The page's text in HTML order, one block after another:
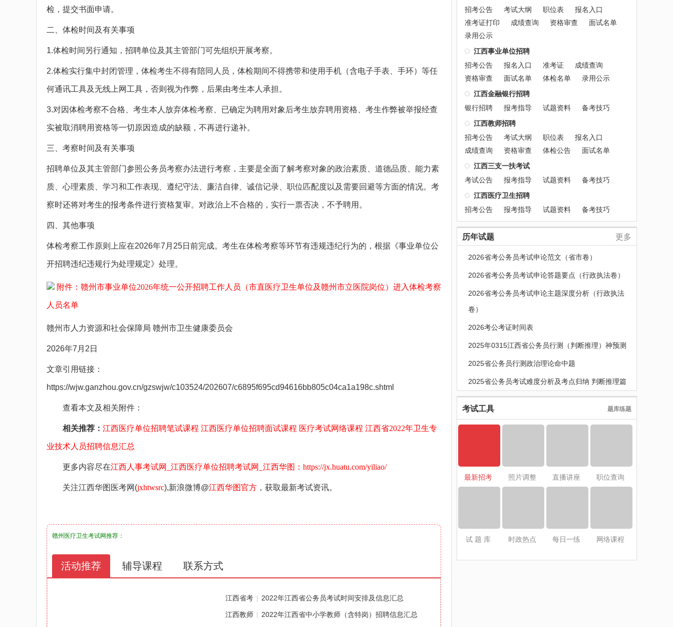
检，提交书面申请。
二、体检时间及有关事项
1.体检时间另行通知，招聘单位及其主管部门可先组织开展考察。
2.体检实行集中封闭管理，体检考生不得有陪同人员，体检期间不得携带和使用手机（含电子手表、手环）等任
何通讯工具及无线上网工具，否则视为作弊，后果由考生本人承担。
3.对因体检考察不合格、考生本人放弃体检考察、已确定为聘用对象后考生放弃聘用资格、考生作弊被举报经查
实被取消聘用资格等一切原因造成的缺额，不再进行递补。
三、考察时间及有关事项
招聘单位及其主管部门参照公务员考察办法进行考察，主要是全面了解考察对象的政治素质、道德品质、能力素
质、心理素质、学习和工作表现、遵纪守法、廉洁自律、诚信记录、职位匹配度以及需要回避等方面的情况。考
察时还将对考生的报考条件进行资格复审。对政治上不合格的，实行一票否决，不予聘用。
四、其他事项
体检考察工作原则上应在2026年7月25日前完成。考生在体检考察等环节有违规违纪行为的，根据《事业单位公
开招聘违纪违规行为处理规定》处理。
附件：赣州市事业单位2026年统一公开招聘工作人员（市直医疗卫生单位及赣州市立医院岗位）进入体检考察
人员名单
赣州市人力资源和社会保障局 赣州市卫生健康委员会
2026年7月2日
文章引用链接：
https://wjw.ganzhou.gov.cn/gzswjw/c103524/202607/c6895f695cd94616bb805c04ca1a198c.shtml
查看本文及相关附件：
相关推荐： 江西医疗单位招聘笔试课程 江西医疗单位招聘面试课程 医疗考试网络课程 江西省2022年卫生专
业技术人员招聘信息汇总
更多内容尽在江西人事考试网_江西医疗单位招聘考试网_江西华图：https://jx.huatu.com/yiliao/
关注江西华图医考网(jxhtwsrc),新浪微博@江西华图官方 ，获取最新考试资讯。
赣州医疗卫生考试网推荐：
活动推荐 辅导课程 联系方式
江西省考 | 2022年江西省公务员考试时间安排及信息汇总
江西教师 | 2022年江西省中小学教师（含特岗）招聘信息汇总
招考公告
考试大纲 职位表
报名入口
准考证打印
成绩查询 资格审查
面试名单
录用公示
江西事业单位招聘
招考公告
报名入口 准考证
成绩查询
资格审查
面试名单 体检名单
录用公示
江西金融银行招聘
银行招聘
报考指导 试题资料
备考技巧
江西教师招聘
招考公告
考试大纲 职位表
报名入口
成绩查询
资格审查 体检公告
面试名单
江西三支一扶考试
考试公告
报考指导 试题资料
备考技巧
江西医疗卫生招聘
招考公告
报考指导 试题资料 备考技巧
历年试题 更多
2026省考公务员考试申论范文（省市卷）
2026省考公务员考试申论答题要点（行政执法卷）
2026省考公务员考试申论主题深度分析（行政执法
卷）
2026考公考证时间表
2025年0315江西省公务员行测（判断推理）神预测
2025省公务员行测政治理论命中题
2025省公务员考试难度分析及考点归纳 判断推理篇
考试工具 题库练题
最新招考 照片调整 直播讲座 职位查询
试 题 库 时政热点 每日一练 网络课程